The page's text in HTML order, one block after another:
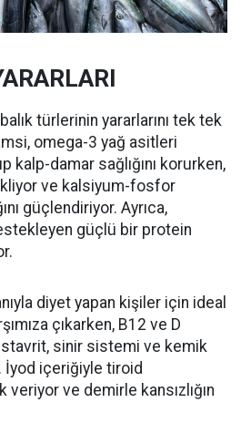
türlerinin yararlarını tek tek
omega-3 yağ asitleri
kalp-damar sağlığını korurken,
ve kalsiyum-fosfor
güçlendiriyor. Ayrıca,
güçlü bir protein
diyet yapan kişiler için ideal
çıkarken, B12 ve D
sinir sistemi ve kemik
İyod içeriğiyle tiroid
ve demirle kansızlığın